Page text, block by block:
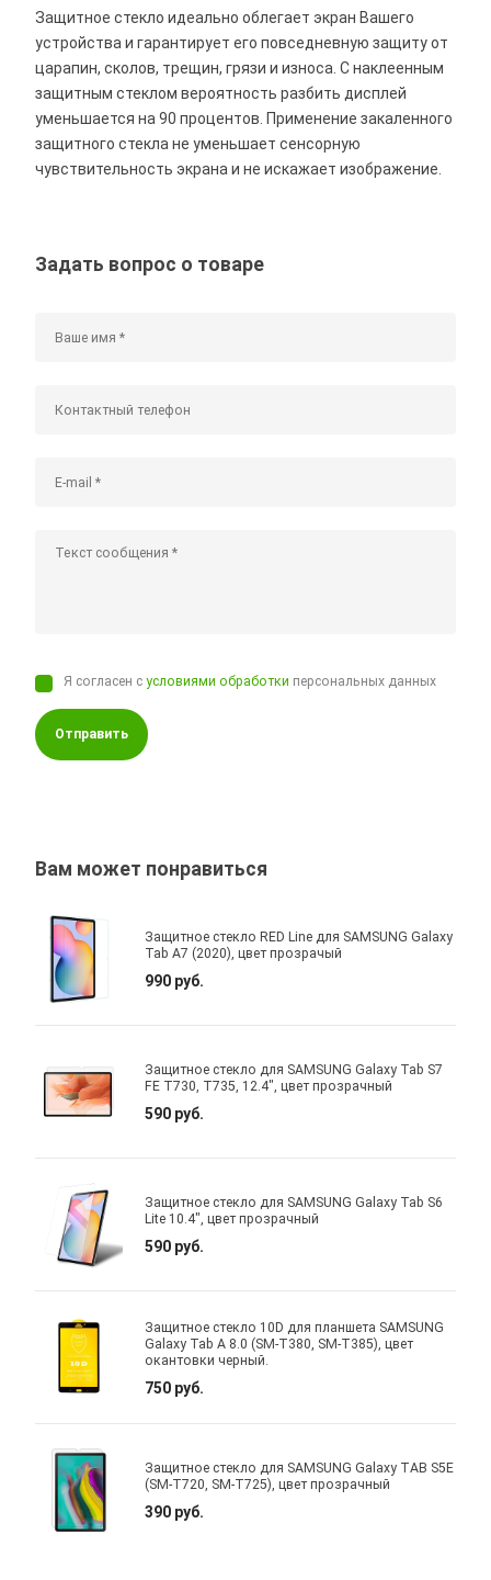
Защитное стекло идеально облегает экран Вашего
устройства и гарантирует его повседневную защиту от
царапин, сколов, трещин, грязи и износа. С наклеенным
защитным стеклом вероятность разбить дисплей
уменьшается на 90 процентов. Применение закаленного
защитного стекла не уменьшает сенсорную
чувствительность экрана и не искажает изображение.
Задать вопрос о товаре
Я согласен сусловиями обработки персональных данных
Отправить
Вам может понравиться
Защитное стекло RED Line для SAMSUNG Galaxy
Tab A7 (2020), цвет прозрачый
990 руб.
Защитное стекло для SAMSUNG Galaxy Tab S7
FE T730, T735, 12.4", цвет прозрачный
590 руб.
Защитное стекло для SAMSUNG Galaxy Tab S6
Lite 10.4", цвет прозрачный
590 руб.
Защитное стекло 10D для планшета SAMSUNG
Galaxy Tab A 8.0 (SM-T380, SM-T385), цвет
окантовки черный.
750 руб.
Защитное стекло для SAMSUNG Galaxy TAB S5E
(SM-T720, SM-T725), цвет прозрачный
390 руб.